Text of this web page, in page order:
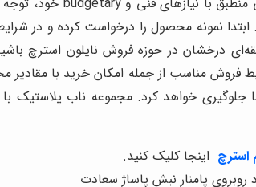
نمونه محصول را درخواست کرده و در
درخشان در حوزه فروش نایلون استرچ
فروش مناسب از جمله امکان خرید با مقادیر
جلوگیری خواهد کرد. مجموعه ناب پلاستیک
استرچ اینجا کلیک کنید.